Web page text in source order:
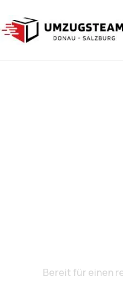
Bereit für einen